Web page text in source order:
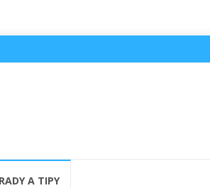
RADY A TIPY